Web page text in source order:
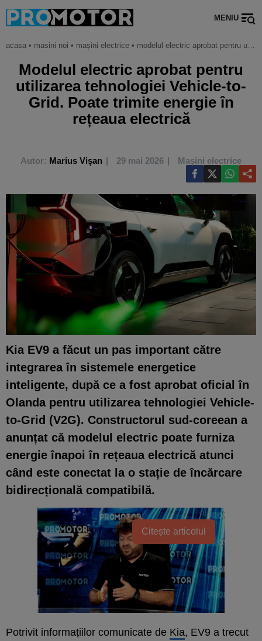
MENIU
acasa • masini noi • mașini electrice • modelul electric aprobat pentru utilizarea tehnologiei vehicle-to-grid. poate trimite energie în rețeaua electrică
Modelul electric aprobat pentru
utilizarea tehnologiei Vehicle-to-
Grid. Poate trimite energie în
rețeaua electrică
Autor: Marius Vișan 29 mai 2026 Mașini electrice
Kia EV9 a făcut un pas important către
integrarea în sistemele energetice
inteligente, după ce a fost aprobat oficial în
Olanda pentru utilizarea tehnologiei Vehicle-
to-Grid (V2G). Constructorul sud-coreean a
anunțat că modelul electric poate furniza
energie înapoi în rețeaua electrică atunci
când este conectat la o stație de încărcare
bidirecțională compatibilă.
Citește articolul
Potrivit informațiilor comunicate de Kia, EV9 a trecut